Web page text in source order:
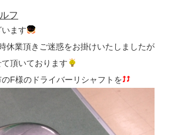
フ
ます
休業頂きご迷惑をお掛けいたしましたが
頂いております
F様のドライバーリシャフトを